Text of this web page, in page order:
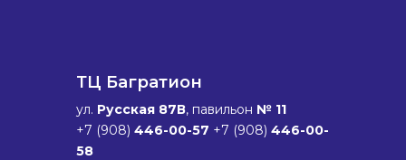
ТЦ Багратион
ул. Русская 87В, павильон № 11
+7 (908) 446-00-57 +7 (908) 446-00-
58